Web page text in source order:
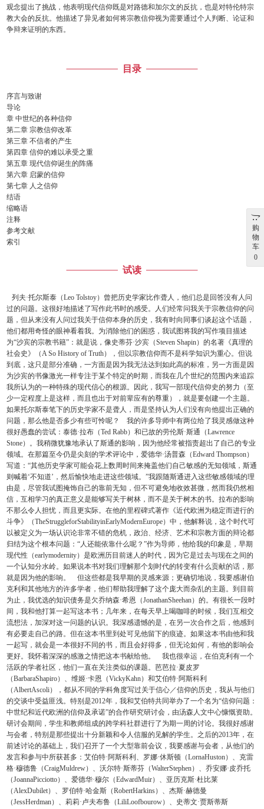
观念提出了挑战，他表明现代信仰既是对路德和加尔文的反抗，也是对特伦特宗
教大会的反抗。他描述了异见者如何将宗教信仰视为需要通过个人判断、论证和
争辩来证明的东西。
目录
序言与致谢
导论
章 中世纪的各种信仰
第二章 宗教信仰改革
第三章 不信者的产生
第四章 信仰的难以承受之重
第五章 现代信仰诞生的阵痛
第六章 启蒙的信仰
第七章 人之信仰
结语
缩略语
注释
参考文献
索引
试读
列夫·托尔斯泰（Leo Tolstoy）曾把历史学家比作聋人，他们总是回答没有人问
过的问题。这很好地描述了写作此书时的感受。人们经常问我关于宗教信仰的问
题，但从来没有人问过我关于信仰本身的历史，我有时向同事们谈起这个话题，
他们都用奇怪的眼神看着我。为消除他们的困惑，我试图将我的写作项目描述
为“沙宾的宗教书籍”：就是说，像史蒂芬·沙宾（Steven Shapin）的名著《真理的
社会史》（A So History of Truth），但以宗教信仰而不是科学知识为重心。但说
到底，这只是部分准确，一方面是因为我无法达到如此高的标准，另一方面是因
为沙宾的书像激光一样专注于某个特定的时期，而我在几个世纪的范围内来追踪
我所认为的一种特殊的现代信心的根源。因此，我写一部现代信仰史的努力（至
少一定程度上是这样，而且也出于对前辈应有的尊重），就是要创建一个主题。
如果托尔斯泰笔下的历史学家不是聋人，而是坚持认为人们没有向他提出正确的
问题，那么他是否多少有些可怜呢？ 我的许多导师中有两位给了我灵感做这种
很好愚蠢的尝试：泰德·拉布（Ted Rabb）和已故的劳伦斯·斯通（Lawrence
Stone）。我稍微犹豫地承认了斯通的影响，因为他经常被指责超出了自己的专业
领域。在那篇至今仍是尖刻的学术评论中，爱德华·汤普森（Edward Thompson）
写道：“其他历史学家可能会花上数周时间来掩盖他们自己敏感的无知领域，斯通
则喊着‘不知道’，然后愉快地走进这些领域。”我跟随斯通进入这些敏感领域的理
由是，尽管我试图掩饰自己的靠前无知，但不可避免地收效甚微，然而我仍然相
信，互相学习的真正意义是能够写关于树林，而不是关于树木的书。拉布的影响
不那么令人担忧，而且更实际。在他的里程碑式著作《近代欧洲为稳定而进行的
斗争》（TheStruggleforStabilityinEarlyModernEurope）中，他解释说，这个时代可
以被定义为一场认识论非常不错的危机，政治、经济、艺术和宗教方面的辩论都
归结为这个根本问题：“人还能依靠什么呢？”作为导师，他给我的印象是，早期
现代性（earlymodernity）是欧洲历目前迷人的时代，因为它是过去与现在之间的
一个认知分水岭。如果说本书对我们理解那个划时代的转变有什么贡献的话，那
就是因为他的影响。 但这些都是我早期的灵感来源；更确切地说，我要感谢伯
克利和其他地方的许多学者，他们帮助我理解了这个庞大而杂乱的主题。到目前
为止，我优选的知识债务是欠乔纳森·希恩（JonathanSheehan）的。有很长一段时
间，我和他打算一起写这本书；几年来，在每天早上喝咖啡的时候，我们互相交
流想法，加深对这一问题的认识。我深感遗憾的是，在另一次合作之后，他感到
有必要走自己的路。但在这本书里到处可见他留下的痕迹。如果这本书由他和我
一起写，就会是一本很好不同的书，而且会好得多，但无论如何，有他的影响会
更好。我怀着深深的感激之情把这本书献给他。 我也很幸运，在伯克利有一个
活跃的学者社区，他们一直在关注类似的课题。芭芭拉·夏皮罗
（BarbaraShapiro）、维姬·卡恩（VickyKahn）和艾伯特·阿斯科利
（AlbertAscoli），都从不同的学科角度写过关于信心／信仰的历史，我从与他们
的交谈中受益匪浅。特别是2012年，我和艾伯特共同举办了一个名为“信仰问题：
中世纪和近代欧洲的信仰及承诺”的合作研究研讨会，由汤森人文中心慷慨资助。
研讨会期间，学生和教师组成的跨学科社群进行了为期一周的讨论。我很好感谢
与会者，特别是那些提出十分新颖和令人信服的见解的学生。之后的2013年，在
前述讨论的基础上，我们召开了一个大型靠前会议，我要感谢与会者，从他们的
发言和参与中所获甚多：艾伯特·阿斯科利、罗娜·休斯顿（LornaHuston）、克雷
格·穆德鲁（CraigMuldrew）、沃尔特·斯蒂芬（WalterStephen）、乔安娜·皮乔托
（JoannaPicciotto）、爱德华·穆尔（EdwardMuir）、亚历克斯·杜比莱
（AlexDubilet）、罗伯特·哈金斯（RobertHarkins）、杰斯·赫德曼
（JessHerdman）、莉莉·卢夫布鲁（LiliLoofbourow）、史蒂文·贾斯蒂斯
购
物
车
0